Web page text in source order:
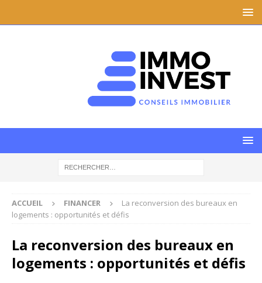
ACCUEIL FINANCER
La reconversion des bureaux en
logements : opportunités et défis
La reconversion des bureaux en
logements : opportunités et défis